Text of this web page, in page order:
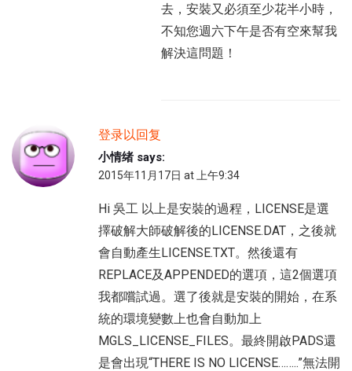
去，安裝又必須至少花半小時，
不知您週六下午是否有空來幫我
解決這問題！
登录以回复
小情绪 says:
2015年11月17日 at 上午9:34
Hi 吳工 以上是安裝的過程，LICENSE是選
擇破解大師破解後的LICENSE.DAT，之後就
會自動產生LICENSE.TXT。然後還有
REPLACE及APPENDED的選項，這2個選項
我都嚐試過。選了後就是安裝的開始，在系
統的環境變數上也會自動加上
MGLS_LICENSE_FILES。最終開啟PADS還
是會出現“THERE IS NO LICENSE……..”無法開